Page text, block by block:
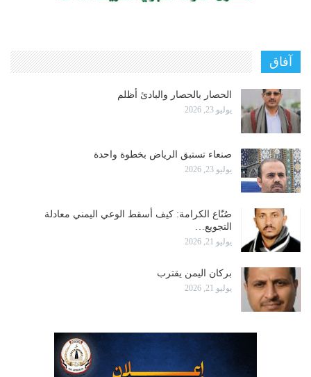
آفاق
الحصار بالحصار والبادئ أظلم
يوليو 23, 2026
صنعاء تستبق الرياض بخطوة واحدة
يوليو 23, 2026
صُنّاع الكرامة: كيف أسقط الوعي اليمني معادلة
التجويع…
يوليو 21, 2026
بركان اليمن يقترب
يوليو 21, 2026